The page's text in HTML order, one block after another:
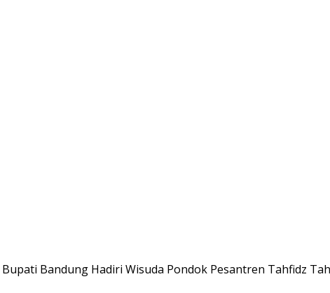
Bupati Bandung Hadiri Wisuda Pondok Pesantren Tahfidz